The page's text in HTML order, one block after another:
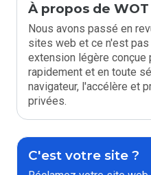
À propos de WOT
Nous avons passé en
sites web et ce n'est pas
extension légère conçue
rapidement et en toute
navigateur, l'accélère et
privées.
C'est votre site ?